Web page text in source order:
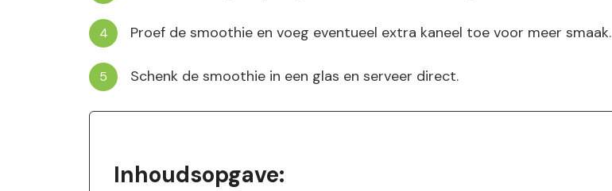
Proef de smoothie en voeg eventueel extra kaneel toe voor meer smaak.
Schenk de smoothie in een glas en serveer direct.
Inhoudsopgave: